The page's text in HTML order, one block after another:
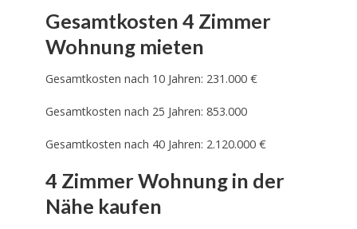
Gesamtkosten 4 Zimmer
Wohnung mieten
Gesamtkosten nach 10 Jahren: 231.000 €
Gesamtkosten nach 25 Jahren: 853.000
Gesamtkosten nach 40 Jahren: 2.120.000 €
4 Zimmer Wohnung in der
Nähe kaufen